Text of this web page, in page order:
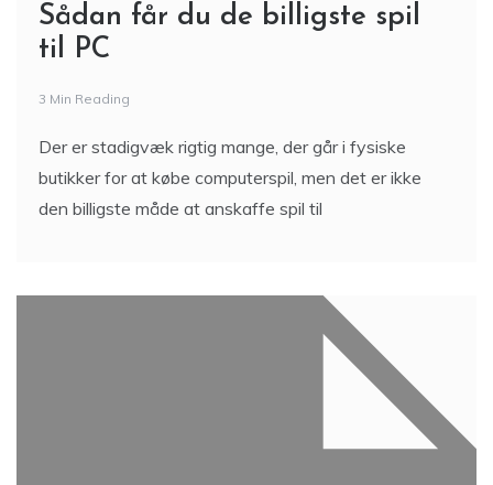
Sådan får du de billigste spil
til PC
3 Min Reading
Der er stadigvæk rigtig mange, der går i fysiske
butikker for at købe computerspil, men det er ikke
den billigste måde at anskaffe spil til